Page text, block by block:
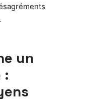
un
: